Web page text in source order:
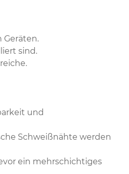
Geräten.
sind.
und
Schweißnähte werden
ein mehrschichtiges